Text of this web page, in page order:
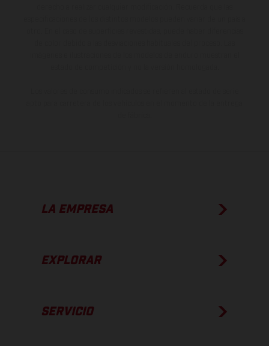
LA EMPRESA
EXPLORAR
SERVICIO